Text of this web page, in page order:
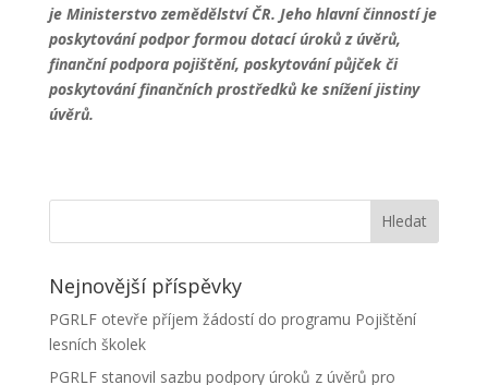
je Ministerstvo zemědělství ČR. Jeho hlavní činností je
poskytování podpor formou dotací úroků z úvěrů,
finanční podpora pojištění, poskytování půjček či
poskytování finančních prostředků ke snížení jistiny
úvěrů.
Nejnovější příspěvky
PGRLF otevře příjem žádostí do programu Pojištění
lesních školek
PGRLF stanovil sazbu podpory úroků z úvěrů pro